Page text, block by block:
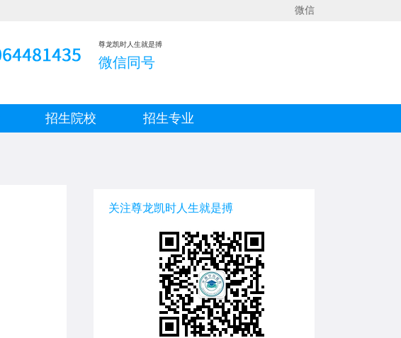
微信
尊龙凯时人生就是搏
微信同号
招生院校 招生专业
关注尊龙凯时人生就是搏